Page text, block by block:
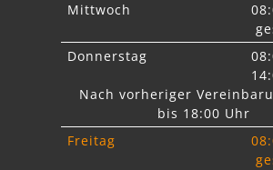
Mittwoch
Donnerstag
Nach vorheriger
bis 18:00 Uhr
Freitag